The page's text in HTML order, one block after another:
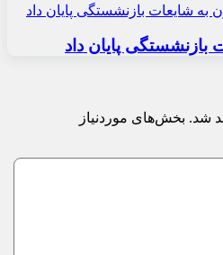
بازنشستگی پایان داد
شد. بخش‌های موردنیاز